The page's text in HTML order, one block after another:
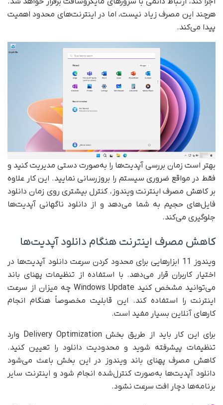
هرچند این مصرف زیاد نیست، اما در اینترنت‌های محدود اهمیت
پیدا می‌کند.
بهتر است زمان بررسی آپدیت‌ها را به‌صورت دستی مدیریت کنید و
فقط در مواقع ضروری سیستم را بروزرسانی نمایید. این کار علاوه
بر کاهش مصرف اینترنت ویندوز، کنترل بیشتری روی زمان دانلود
فایل‌های حجیم به شما می‌دهد و از دانلود ناگهانی آپدیت‌ها
جلوگیری می‌کند.
کاهش مصرف اینترنت هنگام دانلود آپدیت‌ها
ویندوز 11 ابزارهایی برای محدود کردن سرعت دانلود آپدیت‌ها در
اختیار کاربران قرار می‌دهد. با استفاده از تنظیمات پهنای باند
می‌توانید مشخص کنید Windows Update چه میزان از سرعت
اینترنت را استفاده کند. این قابلیت مخصوصاً هنگام انجام
کارهای آنلاین بسیار مفید است.
برای این کار باید از طریق بخش Delivery Optimization وارد
تنظیمات پیشرفته شوید و محدودیت دانلود را تعیین کنید.
کاهش مصرف پهنای باند ویندوز در این بخش باعث می‌شود
دانلود آپدیت‌ها به‌صورت کنترل‌شده انجام شود و اینترنت سایر
برنامه‌ها دچار افت سرعت نشود.